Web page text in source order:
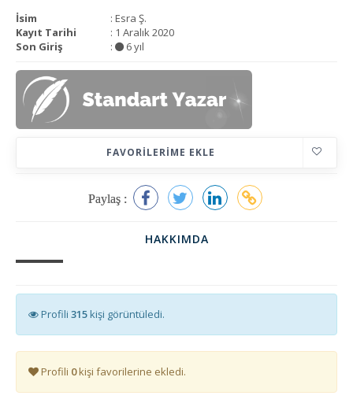
KURUMSAL
İsim
: Esra Ş.
Kayıt Tarihi
: 1 Aralık 2020
Son Giriş
: 6 yıl
FAVORILERIME EKLE
Paylaş :
HAKKIMDA
Profili 315kişi görüntüledi.
Profili 0kişi favorilerine ekledi.